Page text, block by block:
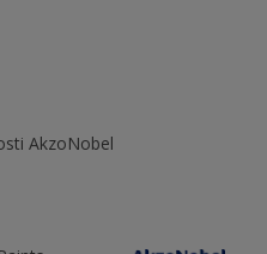
AkzoNobel